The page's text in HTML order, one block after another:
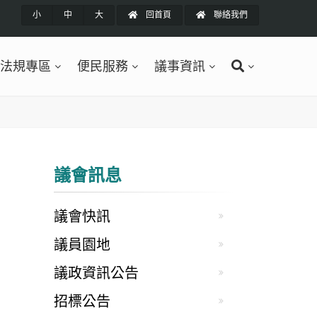
小 中 大 回首頁 聯絡我們
法規專區 便民服務 議事資訊
議會訊息
議會快訊
議員園地
議政資訊公告
招標公告